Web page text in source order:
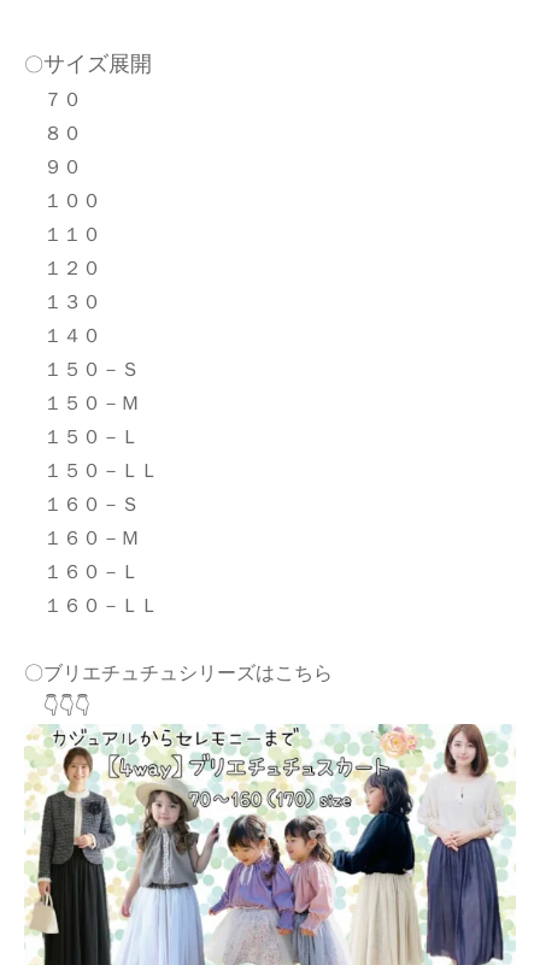
〇サイズ展開
７０
８０
９０
１００
１１０
１２０
１３０
１４０
１５０－Ｓ
１５０－Ｍ
１５０－Ｌ
１５０－ＬＬ
１６０－Ｓ
１６０－Ｍ
１６０－Ｌ
１６０－ＬＬ
〇ブリエチュチュシリーズはこちら
👇👇👇